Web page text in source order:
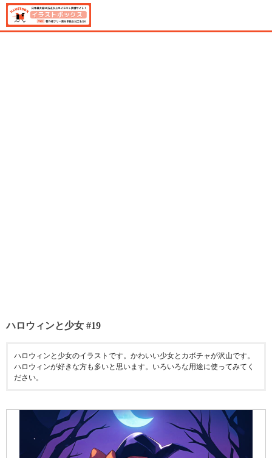
ハロウィンと少女 #19
ハロウィンと少女のイラストです。かわいい少女とカボチャが沢山です。
ハロウィンが好きな方も多いと思います。いろいろな用途に使ってみてく
ださい。